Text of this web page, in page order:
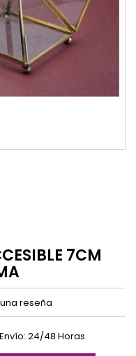
7CM
reseña
Envío: 24/48 Horas